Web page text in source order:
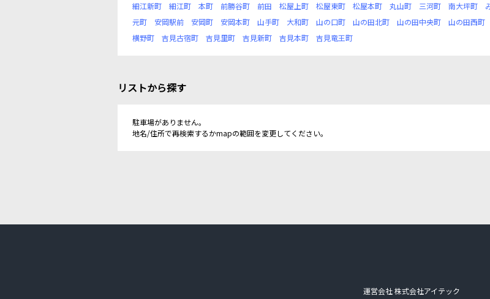
細江新町
細江町 本町 前勝谷町 前田 松屋上町 松屋東町 松屋本町 丸山町 三河町 南大坪町
元町
安岡駅前 安岡町 安岡本町 山手町 大和町 山の口町 山の田北町 山の田中央町 山の田西町
横野町
吉見古宿町 吉見里町 吉見新町 吉見本町 吉見竜王町
リストから探す
駐車場がありません。
地名/住所で再検索するかmapの範囲を変更してください。
運営会社 株式会社アイテック